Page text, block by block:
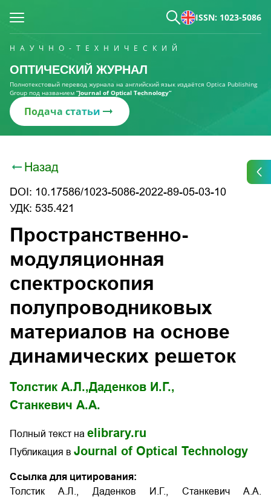
ISSN: 1023-5086
НАУЧНО-ТЕХНИЧЕСКИЙ
ОПТИЧЕСКИЙ ЖУРНАЛ
Полнотекстовый перевод журнала на английский язык издаётся Optica Publishing
Group под названием “Journal of Optical Technology“
Подача статьи
Назад
DOI: 10.17586/1023-5086-2022-89-05-03-10
УДК: 535.421
Пространственно-
модуляционная
спектроскопия
полупроводниковых
материалов на основе
динамических решеток
Толстик А.Л.,Даденков И.Г.,
Станкевич А.А.
Полный текст на elibrary.ru
Публикация в Journal of Optical Technology
Ссылка для цитирования:
Толстик А.Л., Даденков И.Г., Станкевич А.А.